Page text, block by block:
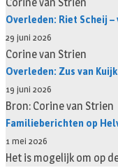
Corine van Strien
Overleden: Riet Scheij –
29 juni 2026
Corine van Strien
Overleden: Zus van
19 juni 2026
Bron: Corine van Strien
Familieberichten op
1 mei 2026
Het is mogelijk om op